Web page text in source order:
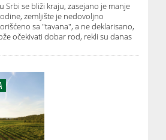
Srbi se bliži kraju, zasejano je manje
zemljište je nedovoljno
sa "tavana", a ne deklarisano,
očekivati dobar rod, rekli su danas